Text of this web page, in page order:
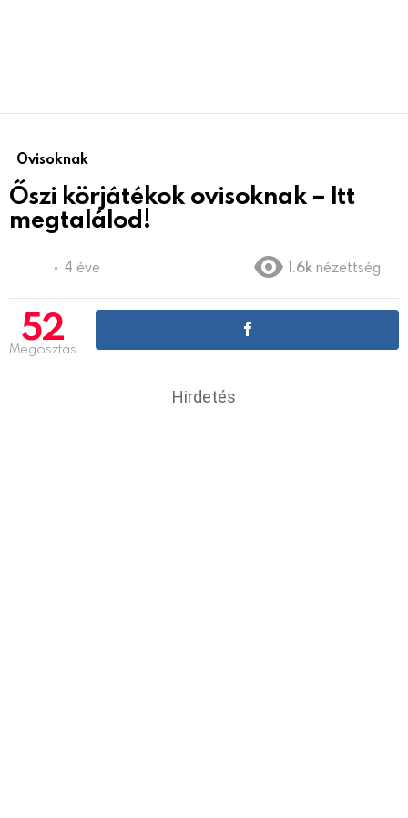
Ovisoknak
Őszi körjátékok ovisoknak – Itt
megtalálod!
4 éve 1.6k nézettség
52
Megosztás
Hirdetés